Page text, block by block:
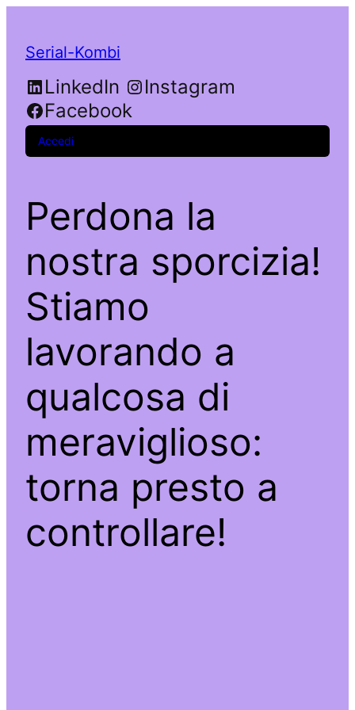
Serial-Kombi
LinkedIn
Instagram
Facebook
Accedi
Perdona la
nostra sporcizia!
Stiamo
lavorando a
qualcosa di
meraviglioso:
torna presto a
controllare!